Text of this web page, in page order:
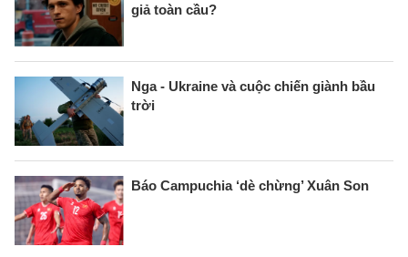
giả toàn cầu?
Nga - Ukraine và cuộc chiến giành bầu
trời
Báo Campuchia ‘dè chừng’ Xuân Son